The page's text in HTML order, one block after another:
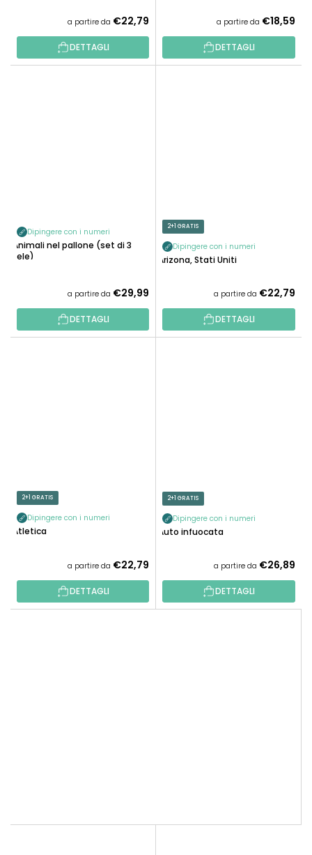
a partire da €22,79
DETTAGLI
a partire da €18,59
DETTAGLI
Dipingere con i numeri
Animali nel pallone (set di 3
tele)
a partire da €29,99
DETTAGLI
2+1 GRATIS
Dipingere con i numeri
Arizona, Stati Uniti
a partire da €22,79
DETTAGLI
2+1 GRATIS
Dipingere con i numeri
Atletica
a partire da €22,79
DETTAGLI
2+1 GRATIS
Dipingere con i numeri
Auto infuocata
a partire da €26,89
DETTAGLI